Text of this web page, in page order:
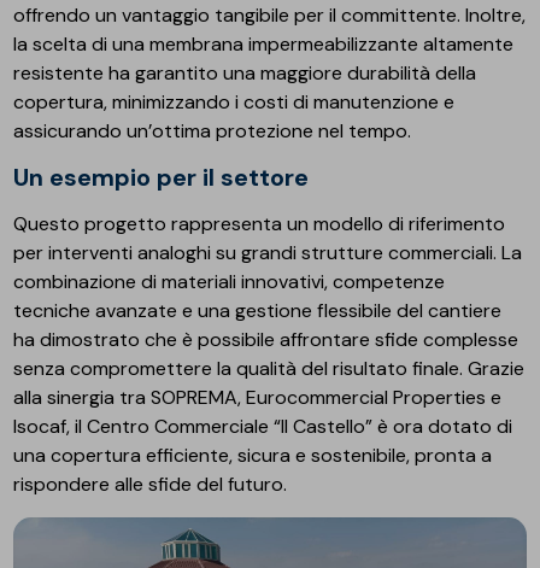
offrendo un vantaggio tangibile per il committente. Inoltre,
la scelta di una membrana impermeabilizzante altamente
resistente ha garantito una maggiore durabilità della
copertura, minimizzando i costi di manutenzione e
assicurando un’ottima protezione nel tempo.
Un esempio per il settore
Questo progetto rappresenta un modello di riferimento
per interventi analoghi su grandi strutture commerciali. La
combinazione di materiali innovativi, competenze
tecniche avanzate e una gestione flessibile del cantiere
ha dimostrato che è possibile affrontare sfide complesse
senza compromettere la qualità del risultato finale. Grazie
alla sinergia tra SOPREMA, Eurocommercial Properties e
Isocaf, il Centro Commerciale “Il Castello” è ora dotato di
una copertura efficiente, sicura e sostenibile, pronta a
rispondere alle sfide del futuro.